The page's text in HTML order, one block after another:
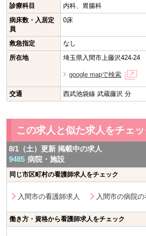
診療科目
内科、胃腸科
病床数・入居定
員
0床
救急指定
なし
所在地
埼玉県入間市上藤沢424-24
google mapで検索
交通 西武池袋線 武蔵藤沢 分
この求人と似た求人をチェッ
8/1（土）更新 掲載中の求人
9485 病院・施設
同じ市区町村の看護師求人をチェック
入間市の看護師求人 入間市の病院
働き方・資格から看護師求人をチェック